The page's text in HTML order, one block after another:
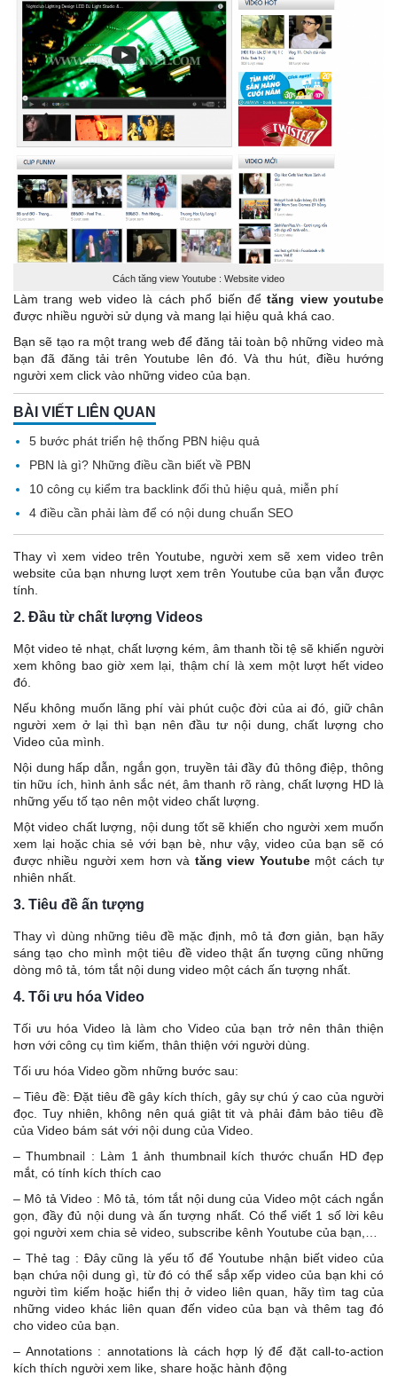
Cách tăng view Youtube : Website video
Làm trang web video là cách phổ biến đểtăng view youtube
được nhiều người sử dụng và mang lại hiệu quả khá cao.
Bạn sẽ tạo ra một trang web để đăng tải toàn bộ những video mà
bạn đã đăng tải trên Youtube lên đó. Và thu hút, điều hướng
người xem click vào những video của bạn.
BÀI VIẾT LIÊN QUAN
5 bước phát triển hệ thống PBN hiệu quả
PBN là gì? Những điều cần biết về PBN
10 công cụ kiểm tra backlink đối thủ hiệu quả, miễn phí
4 điều cần phải làm để có nội dung chuẩn SEO
Thay vì xem video trên Youtube, người xem sẽ xem video trên
website của bạn nhưng lượt xem trên Youtube của bạn vẫn được
tính.
2. Đầu từ chất lượng Videos
Một video tẻ nhạt, chất lượng kém, âm thanh tồi tệ sẽ khiến người
xem không bao giờ xem lại, thậm chí là xem một lượt hết video
đó.
Nếu không muốn lãng phí vài phút cuộc đời của ai đó, giữ chân
người xem ở lại thì bạn nên đầu tư nội dung, chất lượng cho
Video của mình.
Nội dung hấp dẫn, ngắn gọn, truyền tải đầy đủ thông điệp, thông
tin hữu ích, hình ảnh sắc nét, âm thanh rõ ràng, chất lượng HD là
những yếu tố tạo nên một video chất lượng.
Một video chất lượng, nội dung tốt sẽ khiến cho người xem muốn
xem lại hoặc chia sẻ với bạn bè, như vậy, video của bạn sẽ có
được nhiều người xem hơn và tăng view Youtubemột cách tự
nhiên nhất.
3. Tiêu đề ấn tượng
Thay vì dùng những tiêu đề mặc định, mô tả đơn giản, bạn hãy
sáng tạo cho mình một tiêu đề video thật ấn tượng cũng những
dòng mô tả, tóm tắt nội dung video một cách ấn tượng nhất.
4. Tối ưu hóa Video
Tối ưu hóa Video là làm cho Video của bạn trở nên thân thiện
hơn với công cụ tìm kiếm, thân thiện với người dùng.
Tối ưu hóa Video gồm những bước sau:
– Tiêu đề: Đặt tiêu đề gây kích thích, gây sự chú ý cao của người
đọc. Tuy nhiên, không nên quá giật tit và phải đảm bảo tiêu đề
của Video bám sát với nội dung của Video.
– Thumbnail : Làm 1 ảnh thumbnail kích thước chuẩn HD đẹp
mắt, có tính kích thích cao
– Mô tả Video : Mô tả, tóm tắt nội dung của Video một cách ngắn
gọn, đầy đủ nội dung và ấn tượng nhất. Có thể viết 1 số lời kêu
gọi người xem chia sẻ video, subscribe kênh Youtube của bạn,…
– Thẻ tag : Đây cũng là yếu tố để Youtube nhận biết video của
bạn chứa nội dung gì, từ đó có thể sắp xếp video của bạn khi có
người tìm kiếm hoặc hiển thị ở video liên quan, hãy tìm tag của
những video khác liên quan đến video của bạn và thêm tag đó
cho video của bạn.
– Annotations : annotations là cách hợp lý để đặt call-to-action
kích thích người xem like, share hoặc hành động